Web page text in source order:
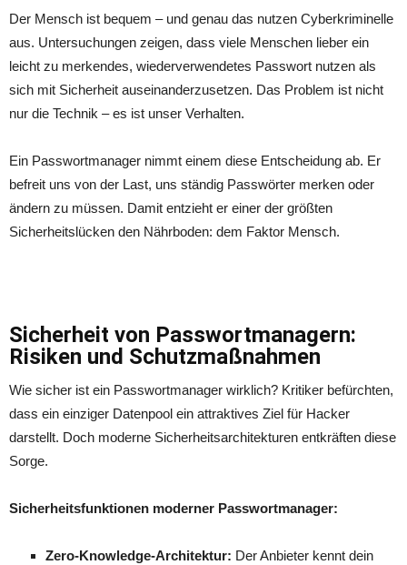
Der Mensch ist bequem – und genau das nutzen Cyberkriminelle
aus. Untersuchungen zeigen, dass viele Menschen lieber ein
leicht zu merkendes, wiederverwendetes Passwort nutzen als
sich mit Sicherheit auseinanderzusetzen. Das Problem ist nicht
nur die Technik – es ist unser Verhalten.
Ein Passwortmanager nimmt einem diese Entscheidung ab. Er
befreit uns von der Last, uns ständig Passwörter merken oder
ändern zu müssen. Damit entzieht er einer der größten
Sicherheitslücken den Nährboden: dem Faktor Mensch.
Sicherheit von Passwortmanagern:
Risiken und Schutzmaßnahmen
Wie sicher ist ein Passwortmanager wirklich? Kritiker befürchten,
dass ein einziger Datenpool ein attraktives Ziel für Hacker
darstellt. Doch moderne Sicherheitsarchitekturen entkräften diese
Sorge.
Sicherheitsfunktionen moderner Passwortmanager:
Zero-Knowledge-Architektur: Der Anbieter kennt dein